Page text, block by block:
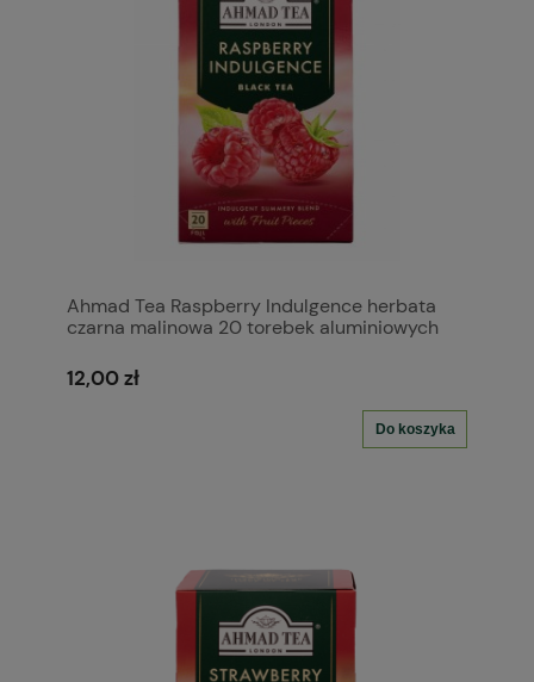
Ahmad Tea Raspberry Indulgence herbata
czarna malinowa 20 torebek aluminiowych
12,00 zł
Do koszyka